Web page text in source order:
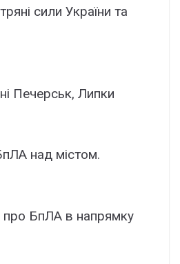
сили України та
Печерськ, Липки
над містом.
про БпЛА в напрямку